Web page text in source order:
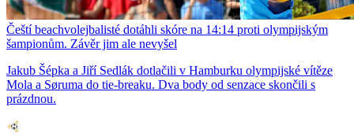
Čeští beachvolejbalisté dotáhli skóre na 14:14 proti olympijským
šampionům. Závěr jim ale nevyšel
Jakub Šépka a Jiří Sedlák dotlačili v Hamburku olympijské vítěze
Mola a Søruma do tie-breaku. Dva body od senzace skončili s
prázdnou.